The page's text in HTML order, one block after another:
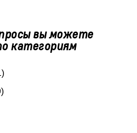
вы можете
категориям